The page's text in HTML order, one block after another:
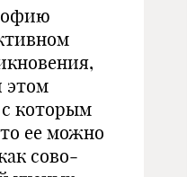
этом
которым
ее можно
сово­